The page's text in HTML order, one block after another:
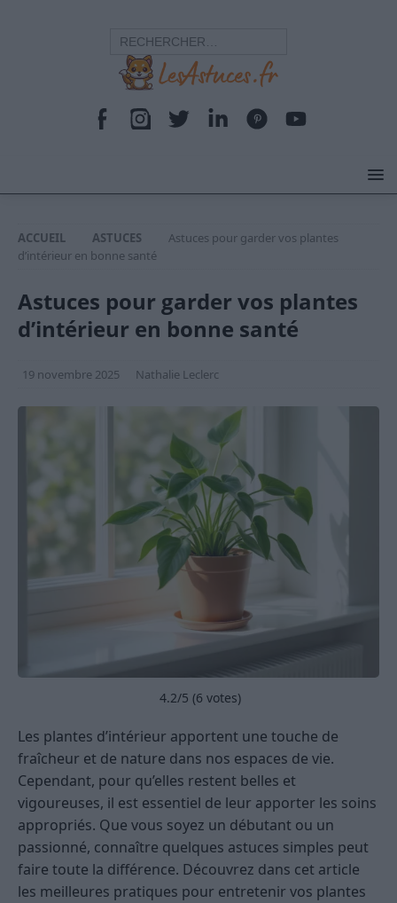
ACCUEIL ASTUCES
Astuces pour garder vos plantes
d’intérieur en bonne santé
Astuces pour garder vos plantes
d’intérieur en bonne santé
19 novembre 2025 Nathalie Leclerc
4.2/5 (6 votes)
Les plantes d’intérieur apportent une touche de
fraîcheur et de nature dans nos espaces de vie.
Cependant, pour qu’elles restent belles et
vigoureuses, il est essentiel de leur apporter les soins
appropriés. Que vous soyez un débutant ou un
passionné, connaître quelques astuces simples peut
faire toute la différence. Découvrez dans cet article
les meilleures pratiques pour entretenir vos plantes